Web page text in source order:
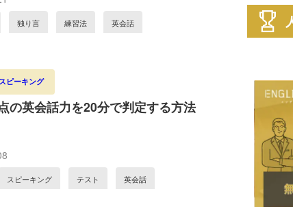
独り言 練習法 英会話
ピーキング
の英会話力を20分で判定する方法
スピーキング テスト 英会話